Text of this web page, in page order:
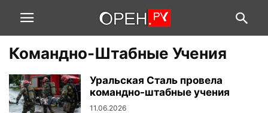
Командно-Штабные Учения
Уральская Сталь провела
командно-штабные учения
11.06.2026